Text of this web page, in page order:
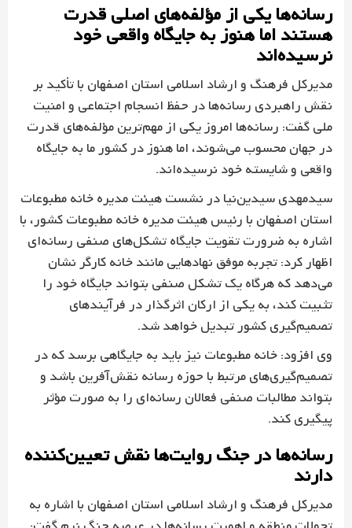
رسانه‌ها یکی از مؤلفه‌های اصلی قدرت
هستند اما هنوز به جایگاه واقعی خود
نرسیده‌اند
مدیرکل فرهنگ و ارشاد اسلامی استان اصفهان با تأکید بر
نقش راهبردی رسانه‌ها در حفظ انسجام اجتماعی و امنیت
ملی گفت: رسانه‌ها امروز یکی از مهم‌ترین مؤلفه‌های قدرت
در جهان محسوب می‌شوند، اما هنوز در کشور ما به جایگاه
واقعی و شایسته خود نرسیده‌اند.
سیدمهدی سیدین‌نیا در نشست هیئت مدیره خانه مطبوعات
استان اصفهان با رئیس هیئت مدیره خانه مطبوعات کشور، با
اشاره به ضرورت تقویت جایگاه تشکل‌های صنفی رسانه‌ای
اظهار کرد: تجربه موفق نهادهایی مانند خانه کارگر نشان
می‌دهد که هرگاه یک تشکل صنفی بتواند جایگاه خود را
تثبیت کند، به یکی از ارکان اثرگذار در فرآیندهای
تصمیم‌گیری کشور تبدیل خواهد شد.
وی افزود: خانه مطبوعات نیز باید به جایگاهی برسد که در
تصمیم‌گیری‌های مرتبط با حوزه رسانه نقش‌آفرین باشد و
بتواند مطالبات صنفی فعالان رسانه‌ای را به صورت مؤثر
پیگیری کند.
رسانه‌ها در جنگ روایت‌ها نقش تعیین‌کننده
دارند
مدیرکل فرهنگ و ارشاد اسلامی استان اصفهان با اشاره به